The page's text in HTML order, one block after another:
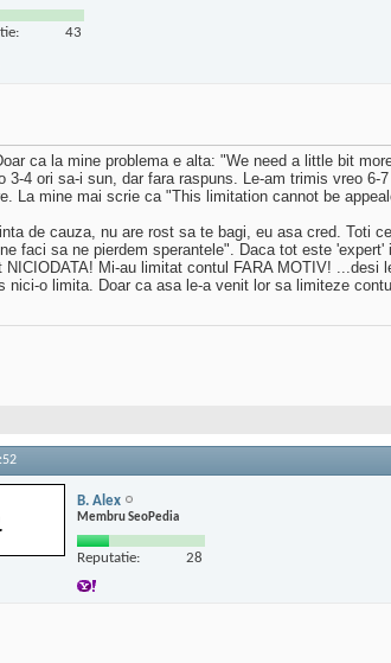
43
ca la mine problema e alta: "We need a little bit
3-4 ori sa-i sun, dar fara raspuns. Le-am trimis vreo
La mine mai scrie ca "This limitation cannot be
de cauza, nu are rost sa te bagi, eu asa cred. Toti
faci sa ne pierdem sperantele". Daca tot este
NICIODATA! Mi-au limitat contul FARA MOTIV! ...desi
nici-o limita. Doar ca asa le-a venit lor sa limiteze
B. Alex
Membru SeoPedia
Reputatie: 28